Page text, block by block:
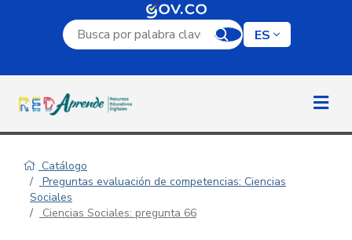
Campo de búsqueda por palabra clave
ES
Catálogo
Preguntas evaluación de competencias: Ciencias
Sociales
Ciencias Sociales: pregunta 66